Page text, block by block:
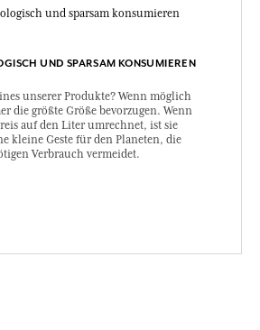
UND SPARSAM KONSUMIEREN
unserer Produkte? Wenn möglich
die größte Größe bevorzugen. Wenn
auf den Liter umrechnet, ist sie
kleine Geste für den Planeten, die
Verbrauch vermeidet.